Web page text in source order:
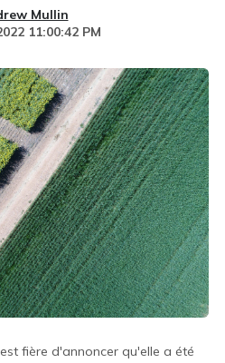
Mullin
11:00:42 PM
fière d'annoncer qu'elle a été